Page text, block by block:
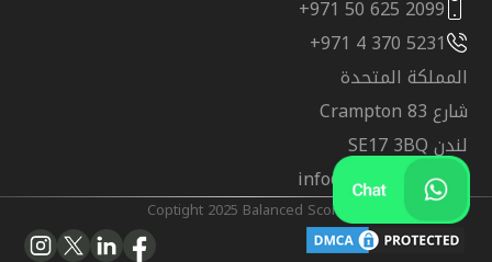
+971 50 625 2099
+971 4 370 5231
المملكة المتحدة
شارع Crampton 83
لندن SE17 3BQ
info@bscenter.org
@Coptight 2025 Balanced Score Training Center